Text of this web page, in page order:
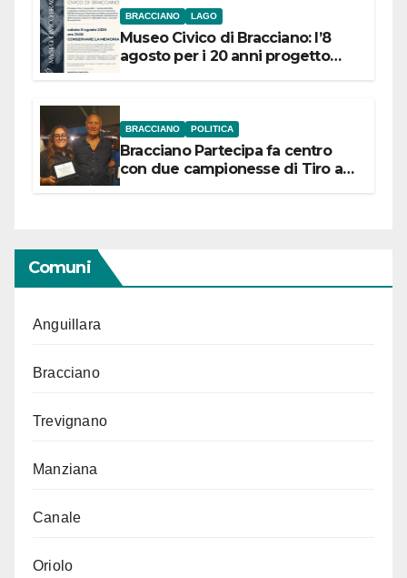
BRACCIANO LAGO
Museo Civico di Bracciano: l’8
agosto per i 20 anni progetto
BRACCIANO POLITICA
Bracciano Partecipa fa centro
con due campionesse di Tiro a
Comuni
Anguillara
Bracciano
Trevignano
Manziana
Canale
Oriolo